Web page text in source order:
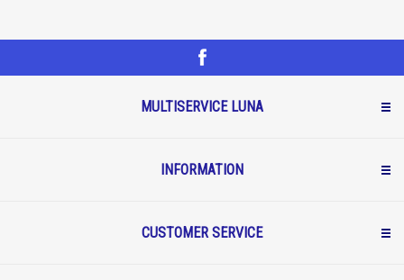
MULTISERVICE LUNA
INFORMATION
CUSTOMER SERVICE